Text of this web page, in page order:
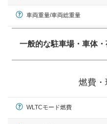
車両重量/車両総重量
一般的な駐車場・車体
× 長さ 5,000mm 車路幅
燃費・
WLTCモード燃費